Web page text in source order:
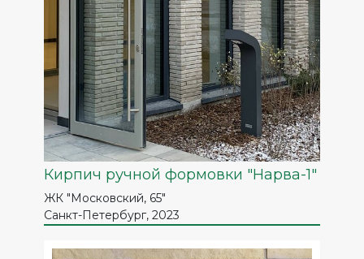
Кирпич ручной формовки "Нарва-1"
ЖК "Московский, 65"
Санкт-Петербург, 2023